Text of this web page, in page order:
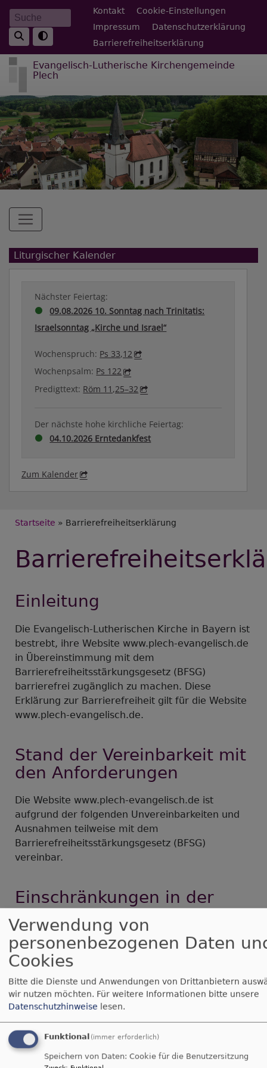
Direkt
zum
Inhalt
Suche Fußbereichsmenü
Kontakt
Cookie-Einstellungen
Impressum
Datenschutzerklärung
Barrierefreiheitserklärung
Evangelisch-Lutherische Kirchengemeinde
Plech
Hauptnavigation
Liturgischer Kalender
Nächster Feiertag:
09.08.2026 10. Sonntag nach Trinitatis:
Israelsonntag „Kirche und Israel“
Wochenspruch: Ps 33,12
Wochenpsalm: Ps 122
Predigttext: Röm 11,25–32
Der nächste hohe kirchliche Feiertag:
04.10.2026 Erntedankfest
Zum Kalender
Breadcrumb
Startseite Barrierefreiheitserklärung
Einleitung
Die Evangelisch-Lutherischen Kirche in Bayern ist
bestrebt, ihre Website www.plech-evangelisch.de
in Übereinstimmung mit dem
Barrierefreiheitsstärkungsgesetz (BFSG)
barrierefrei zugänglich zu machen. Diese
Erklärung zur Barrierefreiheit gilt für die Website
www.plech-evangelisch.de.
Stand der Vereinbarkeit mit
den Anforderungen
Die Website www.plech-evangelisch.de ist
aufgrund der folgenden Unvereinbarkeiten und
Ausnahmen teilweise mit dem
Barrierefreiheitsstärkungsgesetz (BFSG)
vereinbar.
Einschränkungen in der
Barrierefreiheit beim Theme
VK Philippus classic
Hier den Text für vk_classic einfügen
Nicht barrierefreie Inhalte
Die nachstehend aufgeführten Inhalte sind aus
den folgenden Gründen nicht barrierefrei:
Verwendung von
personenbezogenen Daten
Cookies
Bitte die Dienste und Anwendungen von Drittanbietern
wir nutzen möchten. Für weitere Informationen bitte unsere
Datenschutzhinweise lesen.
Funktional (immer erforderlich)
Speichern von Daten: Cookie für die Benutzersitzung